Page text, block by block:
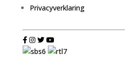
Privacyverklaring